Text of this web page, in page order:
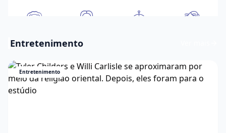
Entretenimento
Entretenimento